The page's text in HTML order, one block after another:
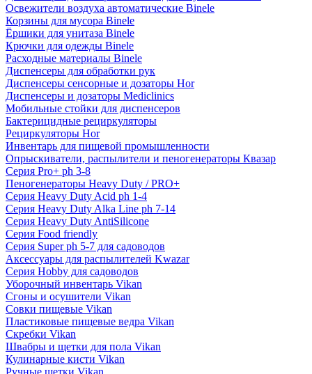
Освежители воздуха автоматические Binele
Корзины для мусора Binele
Ёршики для унитаза Binele
Крючки для одежды Binele
Расходные материалы Binele
Диспенсеры для обработки рук
Диспенсеры сенсорные и дозаторы Hor
Диспенсеры и дозаторы Mediclinics
Мобильные стойки для диспенсеров
Бактерицидные рециркуляторы
Рециркуляторы Hor
Инвентарь для пищевой промышленности
Опрыскиватели, распылители и пеногенераторы Квазар
Серия Pro+ ph 3-8
Пеногенераторы Heavy Duty / PRO+
Серия Heavy Duty Acid ph 1-4
Серия Heavy Duty Alka Line ph 7-14
Серия Heavy Duty AntiSilicone
Серия Food friendly
Серия Super ph 5-7 для садоводов
Аксессуары для распылителей Kwazar
Серия Hobby для садоводов
Уборочный инвентарь Vikan
Сгоны и осушители Vikan
Совки пищевые Vikan
Пластиковые пищевые ведра Vikan
Скребки Vikan
Швабры и щетки для пола Vikan
Кулинарные кисти Vikan
Ручные щетки Vikan